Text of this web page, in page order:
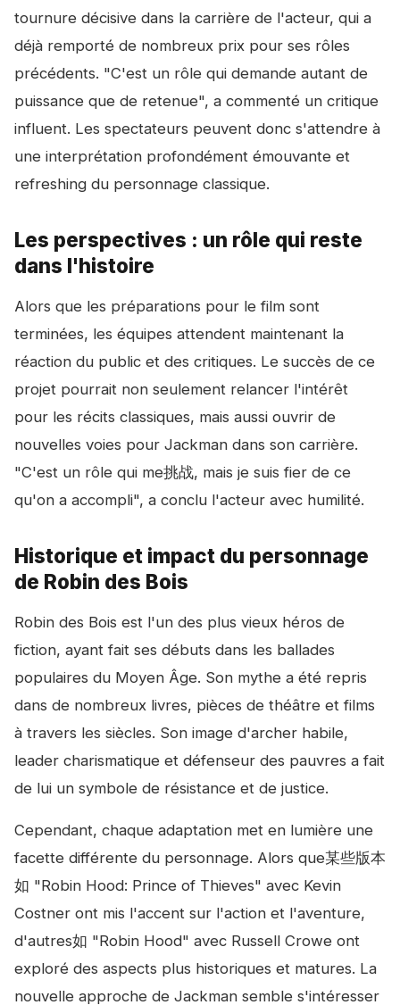
tournure décisive dans la carrière de l'acteur, qui a
déjà remporté de nombreux prix pour ses rôles
précédents. "C'est un rôle qui demande autant de
puissance que de retenue", a commenté un critique
influent. Les spectateurs peuvent donc s'attendre à
une interprétation profondément émouvante et
refreshing du personnage classique.
Les perspectives : un rôle qui reste
dans l'histoire
Alors que les préparations pour le film sont
terminées, les équipes attendent maintenant la
réaction du public et des critiques. Le succès de ce
projet pourrait non seulement relancer l'intérêt
pour les récits classiques, mais aussi ouvrir de
nouvelles voies pour Jackman dans son carrière.
"C'est un rôle qui me挑战, mais je suis fier de ce
qu'on a accompli", a conclu l'acteur avec humilité.
Historique et impact du personnage
de Robin des Bois
Robin des Bois est l'un des plus vieux héros de
fiction, ayant fait ses débuts dans les ballades
populaires du Moyen Âge. Son mythe a été repris
dans de nombreux livres, pièces de théâtre et films
à travers les siècles. Son image d'archer habile,
leader charismatique et défenseur des pauvres a fait
de lui un symbole de résistance et de justice.
Cependant, chaque adaptation met en lumière une
facette différente du personnage. Alors que某些版本
如 "Robin Hood: Prince of Thieves" avec Kevin
Costner ont mis l'accent sur l'action et l'aventure,
d'autres如 "Robin Hood" avec Russell Crowe ont
exploré des aspects plus historiques et matures. La
nouvelle approche de Jackman semble s'intéresser